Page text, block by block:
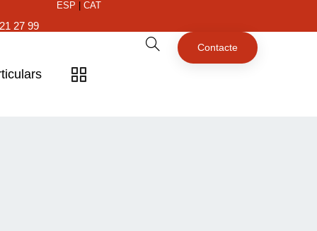
27 99
ESP CAT
Contacte